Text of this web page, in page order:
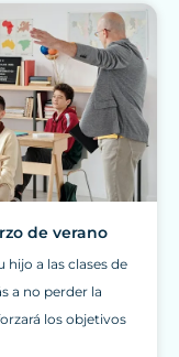
de verano
hijo a las clases de
a no perder la
los objetivos